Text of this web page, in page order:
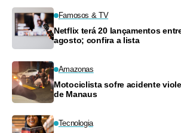
Famosos & TV
Netflix terá 20 lançamentos
agosto; confira a lista
Amazonas
Motociclista sofre acidente
de Manaus
Tecnologia